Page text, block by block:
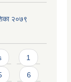
२०७९
1
6